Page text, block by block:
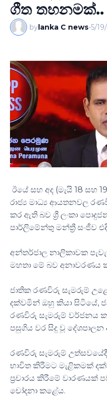
ගීත තහනමක්..
bylanka C news-5/
ඊයේ සහ අද (මැයි 18 සහ
රාජ්‍ය මාධ්‍ය ආයතනවල
කර ඇති බව ශ්‍රී ලංකා
පාර්ලිමේන්තු මන්ත්‍රී සංජීව
අන්තර්ජාල නාලිකාවක
මහතා මේ බව අනාවරණය
ජාතික රණවිරු සැමරුම්
දක්වමින් ඔහු කියා සිටියේ,
රණවිරු සැමරුම් වර්ජනය
පසුගිය වර සිදු වූ දේශපාලන
රණවිරු සැමරුම්
භාවිත කිරීමට මැළිකමක්
ප්‍රචාරය කිරීමේ වාරණයක්
චෝදනා කළේය.